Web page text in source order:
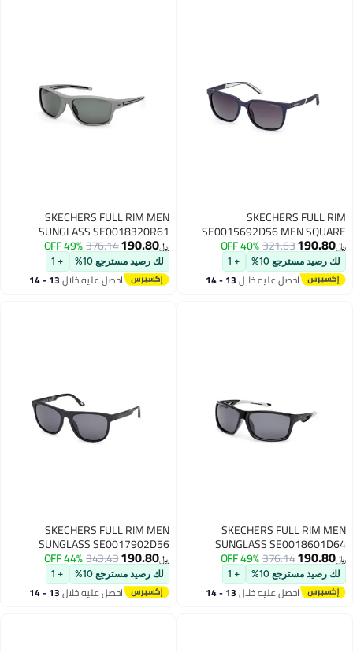
SKECHERS FULL RIM
SE0015692D56 MEN SQUARE
INJECTED SUNGLASSES
﷼‏190.80
321.63
40% OFF
لك رصيد مسترجع 10% + 1
احصل عليه خلال 13 - 14
SKECHERS FULL RIM MEN
SUNGLASS SE0018320R61
﷼‏190.80
376.14
49% OFF
لك رصيد مسترجع 10% + 1
احصل عليه خلال 13 - 14
SKECHERS FULL RIM MEN
SUNGLASS SE0018601D64
﷼‏190.80
376.14
49% OFF
لك رصيد مسترجع 10% + 1
احصل عليه خلال 13 - 14
SKECHERS FULL RIM MEN
SUNGLASS SE0017902D56
﷼‏190.80
343.43
44% OFF
لك رصيد مسترجع 10% + 1
احصل عليه خلال 13 - 14